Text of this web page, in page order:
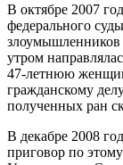
В октябре 2007
федерального
злоумышленников
утром
47-летнюю
гражданскому
полученных ран
В декабре 2008
приговор по